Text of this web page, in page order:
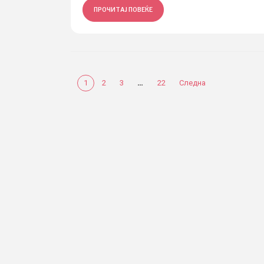
ПРОЧИТАЈ ПОВЕЌЕ
1 2 3 … 22 Следна